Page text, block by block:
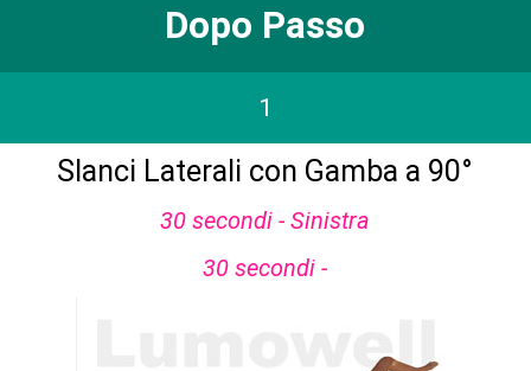
Dopo Passo
1
Slanci Laterali con Gamba a 90°
30 secondi - Sinistra
30 secondi -